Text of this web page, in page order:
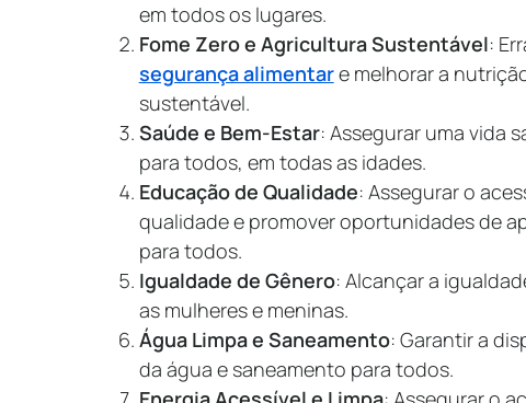
em todos os lugares.
Fome Zero e Agricultura Sustentável:
segurança alimentare melhorar a
sustentável.
Saúde e Bem-Estar: Assegurar uma vida
para todos, em todas as idades.
Educação de Qualidade: Assegurar o
qualidade e promover oportunidades de
para todos.
Igualdade de Gênero: Alcançar a
as mulheres e meninas.
Água Limpa e Saneamento: Garantir a
da água e saneamento para todos.